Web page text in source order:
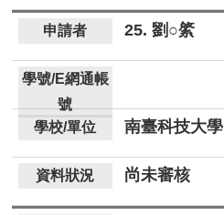
25. 劉○綮
南臺科技大學
尚未審核